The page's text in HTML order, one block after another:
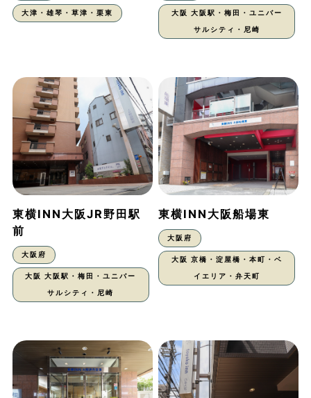
大津・雄琴・草津・栗東 大阪 大阪駅・梅田・ユニバー
サルシティ・尼崎
東横INN大阪JR野田駅
前
大阪府
大阪 大阪駅・梅田・ユニバー
サルシティ・尼崎
東横INN大阪船場東
大阪府
大阪 京橋・淀屋橋・本町・ベ
イエリア・弁天町